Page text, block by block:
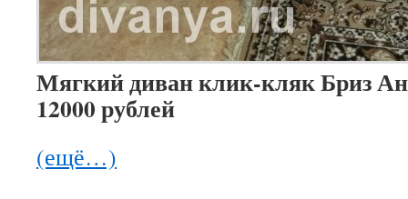
Мягкий диван клик-кляк Бриз
12000 рублей
(ещё…)